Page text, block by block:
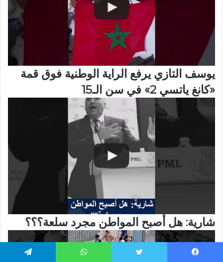
يوسف التازي يرفع الراية الوطنية فوق قمة
«كانغ ياتسي 2» في سن الـ15
شارية: هل أصبح المواطن مجرد سلعة؟؟؟